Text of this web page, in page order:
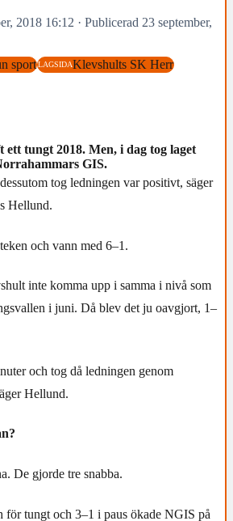
2018 16:12 · Publicerad 23 september,
sportLAGSIDAKlevshults SK Herr
tungt 2018. Men, i dag tog laget
GIS.
tog ledningen var positivt, säger
Hellund.
och vann med 6–1.
inte komma upp i samma i nivå som
i juni. Då blev det ju oavgjort, 1–
och tog då ledningen genom
Hellund.
De gjorde tre snabba.
tungt och 3–1 i paus ökade NGIS på